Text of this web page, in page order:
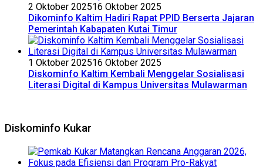
2 Oktober 202516 Oktober 2025
Dikominfo Kaltim Hadiri Rapat PPID Berserta Jajaran
Pemerintah Kabapaten Kutai Timur
1 Oktober 202516 Oktober 2025
Diskominfo Kaltim Kembali Menggelar Sosialisasi
Literasi Digital di Kampus Universitas Mulawarman
Diskominfo Kukar